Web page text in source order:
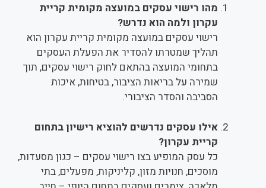
מהו רישוי עסקים במועצה מקומית קריית
עקרון ולמה הוא נדרש?
רישוי עסקים במועצה מקומית קריית עקרון הוא
תהליך שמטרתו להסדיר את הפעלת העסקים
בתחומי המועצה בהתאם לחוק רישוי עסקים, תוך
שמירה על בריאות הציבור, בטיחות, איכות
הסביבה והסדר הציבורי.
אילו עסקים נדרשים להוציא רישיון בתחום
קריית עקרון?
כל עסק המופיע בצו רישוי עסקים – כגון מסעדות,
מוסכים, חנויות מזון, קליניקות, מפעלים, בתי